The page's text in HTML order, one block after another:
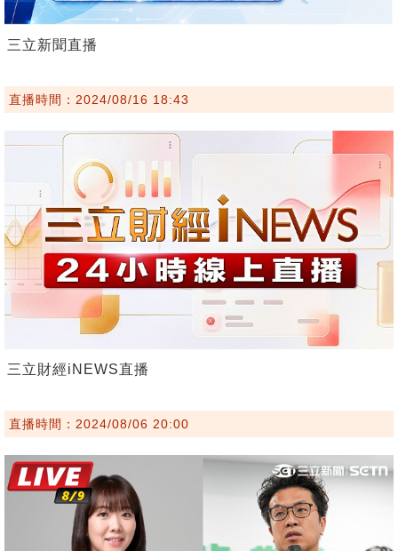
三立新聞直播
直播時間：2024/08/16 18:43
三立財經iNEWS直播
直播時間：2024/08/06 20:00